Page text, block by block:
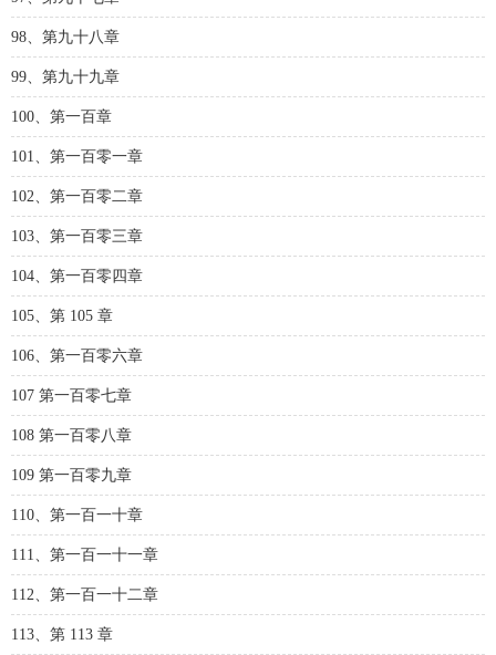
98、第九十八章
99、第九十九章
100、第一百章
101、第一百零一章
102、第一百零二章
103、第一百零三章
104、第一百零四章
105、第 105 章
106、第一百零六章
107 第一百零七章
108 第一百零八章
109 第一百零九章
110、第一百一十章
111、第一百一十一章
112、第一百一十二章
113、第 113 章